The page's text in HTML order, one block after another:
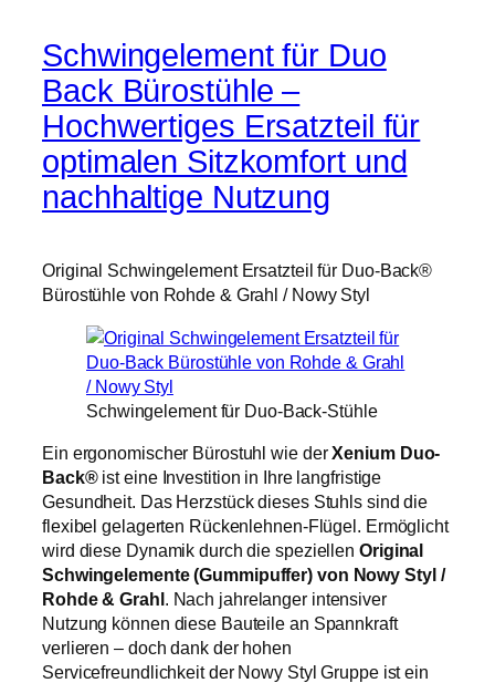
Schwingelement für Duo
Back Bürostühle –
Hochwertiges Ersatzteil für
optimalen Sitzkomfort und
nachhaltige Nutzung
Original Schwingelement Ersatzteil für Duo-Back®
Bürostühle von Rohde & Grahl / Nowy Styl
Schwingelement für Duo-Back-Stühle
Ein ergonomischer Bürostuhl wie derXenium Duo-
Back®ist eine Investition in Ihre langfristige
Gesundheit. Das Herzstück dieses Stuhls sind die
flexibel gelagerten Rückenlehnen-Flügel. Ermöglicht
wird diese Dynamik durch die speziellen Original
Schwingelemente (Gummipuffer) von Nowy Styl /
Rohde & Grahl. Nach jahrelanger intensiver
Nutzung können diese Bauteile an Spannkraft
verlieren – doch dank der hohen
Servicefreundlichkeit der Nowy Styl Gruppe ist ein